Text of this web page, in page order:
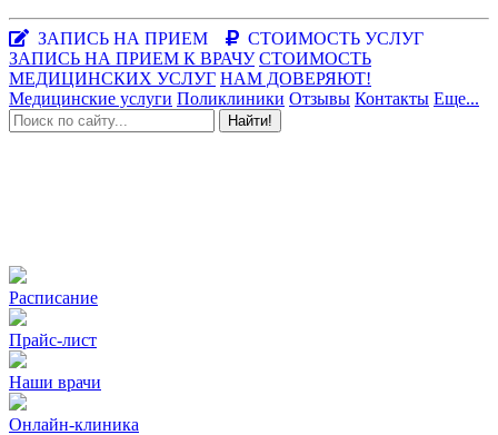
ЗАПИСЬ НА ПРИЕМ
СТОИМОСТЬ УСЛУГ
ЗАПИСЬ НА ПРИЕМ К ВРАЧУ СТОИМОСТЬ
МЕДИЦИНСКИХ УСЛУГ НАМ ДОВЕРЯЮТ!
Медицинские услуги Поликлиники Отзывы Контакты Еще...
Найти!
Расписание
Прайс-лист
Наши врачи
Онлайн-клиника